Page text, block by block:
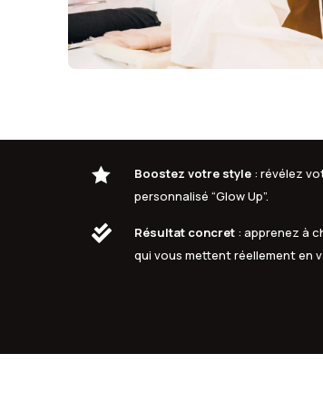
 Boostez votre style : révélez
personnalisé “Glow Up”.
 Résultat concret : apprenez à
qui vous mettent réellement en